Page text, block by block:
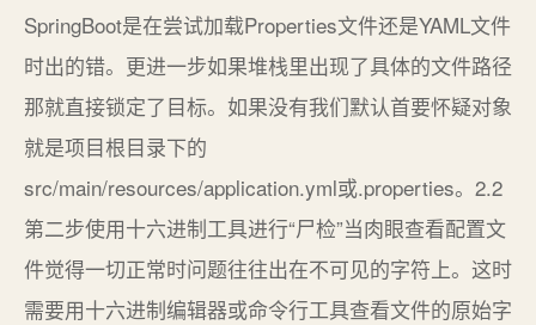
SpringBoot是在尝试加载Properties文件还是YAML文件
时出的错。更进一步如果堆栈里出现了具体的文件路径
那就直接锁定了目标。如果没有我们默认首要怀疑对象
就是项目根目录下的
src/main/resources/application.yml或.properties。2.2
第二步使用十六进制工具进行“尸检”当肉眼查看配置文
件觉得一切正常时问题往往出在不可见的字符上。这时
需要用十六进制编辑器或命令行工具查看文件的原始字